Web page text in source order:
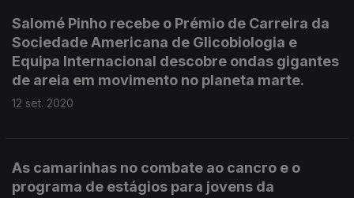
Salomé Pinho recebe o Prémio de Carreira da
Sociedade Americana de Glicobiologia e
Equipa Internacional descobre ondas gigantes
de areia em movimento no planeta marte.
12 set. 2020
As camarinhas no combate ao cancro e o
programa de estágios para jovens da